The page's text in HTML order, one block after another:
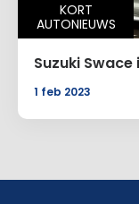
KORT
AUTONIEUWS
Suzuki
1 feb 2023